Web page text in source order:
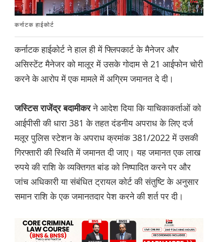
कर्नाटक हाईकोर्ट
कर्नाटक हाईकोर्ट ने हाल ही में फ्लिपकार्ट के मैनेजर और
असिस्टेंट मैनेजर को मालूर में उसके गोदाम से 21 आईफोन चोरी
करने के आरोप में एक मामले में अग्रिम जमानत दे दी।
जस्टिस राजेंद्र बदामीकरने आदेश दिया कि याचिकाकर्ताओं को
आईपीसी की धारा 381 के तहत दंडनीय अपराध के लिए दर्ज
मलूर पुलिस स्टेशन के अपराध क्रमांक 381/2022 में उसकी
गिरफ्तारी की स्थिति में जमानत दी जाए। यह जमानत एक लाख
रुपये की राशि के व्यक्तिगत बांड को निष्पादित करने पर और
जांच अधिकारी या संबंधित ट्रायल कोर्ट की संतुष्टि के अनुसार
समान राशि के एक जमानतदार पेश करने की शर्त पर दी।